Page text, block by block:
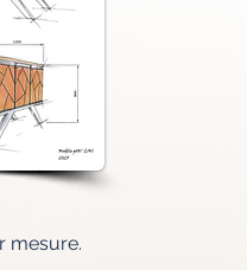
mesure.